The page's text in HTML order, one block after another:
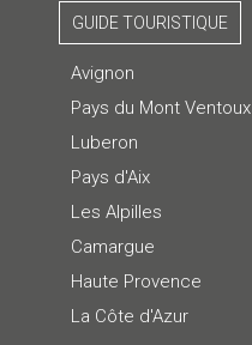
GUIDE TOURISTIQUE
Avignon
Pays du Mont Ventoux
Luberon
Pays d'Aix
Les Alpilles
Camargue
Haute Provence
La Côte d'Azur